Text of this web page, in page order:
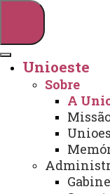
Webmail
Unioeste
Sobre
A